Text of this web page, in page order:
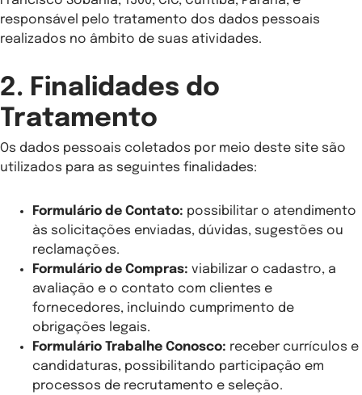
responsável pelo tratamento dos dados pessoais
realizados no âmbito de suas atividades.
2. Finalidades do
Tratamento
Os dados pessoais coletados por meio deste site são
utilizados para as seguintes finalidades:
Formulário de Contato: possibilitar o atendimento
às solicitações enviadas, dúvidas, sugestões ou
reclamações.
Formulário de Compras: viabilizar o cadastro, a
avaliação e o contato com clientes e
fornecedores, incluindo cumprimento de
obrigações legais.
Formulário Trabalhe Conosco: receber currículos e
candidaturas, possibilitando participação em
processos de recrutamento e seleção.